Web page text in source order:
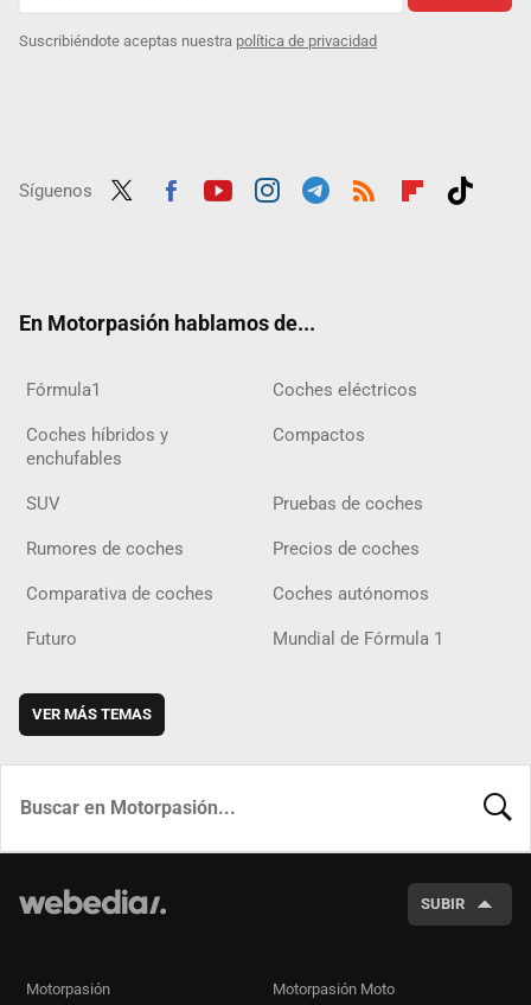
Suscribiéndote aceptas nuestra política de privacidad
Síguenos
En Motorpasión hablamos de...
Fórmula1 Coches eléctricos
Coches híbridos y
enchufables
Compactos
SUV Pruebas de coches
Rumores de coches Precios de coches
Comparativa de coches Coches autónomos
Futuro Mundial de Fórmula 1
VER MÁS TEMAS
SUBIR
Motorpasión Motorpasión Moto